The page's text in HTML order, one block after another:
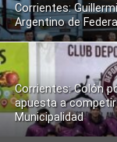
Corrientes:
Argentino de
Corrientes: Colón
apuesta a competir
Municipalidad